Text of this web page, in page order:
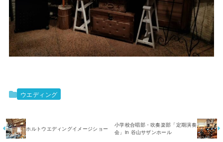
ウエディング
ホルトウエディングイメージショー
小学校合唱部・吹奏楽部「定期演奏
会」in 谷山サザンホール